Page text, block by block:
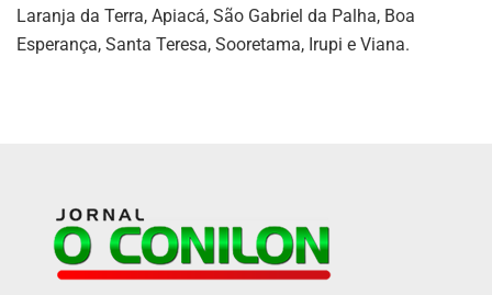
Laranja da Terra, Apiacá, São Gabriel da Palha, Boa
Esperança, Santa Teresa, Sooretama, Irupi e Viana.